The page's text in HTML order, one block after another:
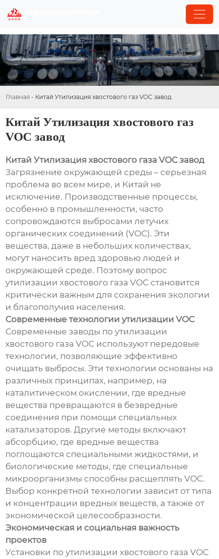
Главная - Китай Утилизация хвостового газ VOC завод
Китай Утилизация хвостового газ
VOC завод
Китай Утилизация хвостового газа VOC завод
Загрязнение окружающей среды – серьезная
проблема во всем мире, и Китай не
исключение. Производственные процессы,
особенно в промышленности, часто
сопровождаются выбросами летучих
органических соединений (VOC). Эти
вещества, даже в небольших количествах,
могут наносить вред здоровью людей и
окружающей среде. Поэтому вопрос
утилизации хвостового газа VOC становится
критически важным для сохранения экологии
и благополучия населения.
Современные технологии утилизации VOC
Современные заводы по утилизации
хвостового газа VOC используют передовые
технологии, позволяющие эффективно
очищать выбросы. Эти технологии основаны на
различных принципах, например, на
каталитическом окислении, где вредные
вещества превращаются в безвредные
соединения при помощи специальных
катализаторов. Другие методы включают
абсорбцию, где вредные вещества
поглощаются специальными жидкостями, и
биологические методы, где специальные
микроорганизмы способны расщеплять VOC.
Выбор конкретной технологии зависит от типа
и концентрации вредных веществ, а также от
экономической целесообразности.
Экономическая и социальная важность
проектов
Установки по утилизации хвостового газа VOC